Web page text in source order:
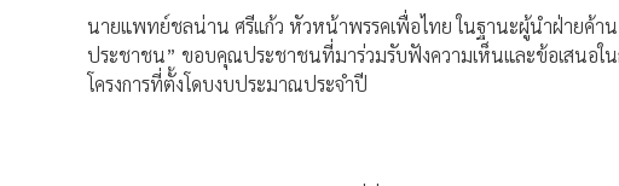
นายแพทย์ชลน่าน ศรีแก้ว หัวหน้าพรรคเพื่อไทย ในฐานะผู้นำฝ่ายค้า
ประชาชน” ขอบคุณประชาชนที่มาร่วมรับฟังความเห็นและข้อเสนอใน
โครงการที่ตั้งโดบงบประมาณประจำปี